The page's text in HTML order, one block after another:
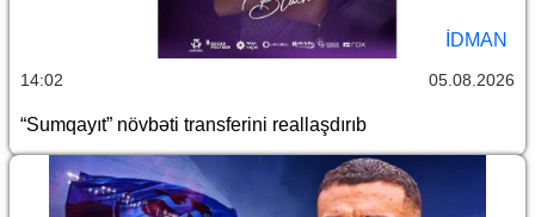
İDMAN
14:02 05.08.2026
“Sumqayıt” növbəti transferini reallaşdırıb